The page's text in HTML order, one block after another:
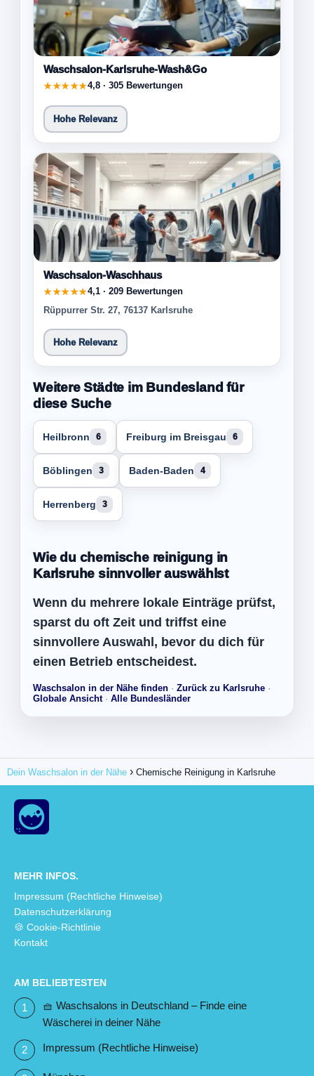
Waschsalon-Karlsruhe-Wash&Go
★★★★★4,8 · 305 Bewertungen
Hohe Relevanz
Waschsalon-Waschhaus
★★★★★4,1 · 209 Bewertungen
Rüppurrer Str. 27, 76137 Karlsruhe
Hohe Relevanz
Weitere Städte im Bundesland für
diese Suche
Heilbronn 6 Freiburg im Breisgau 6
Böblingen 3 Baden-Baden 4
Herrenberg 3
Wie du chemische reinigung in
Karlsruhe sinnvoller auswählst
Wenn du mehrere lokale Einträge prüfst,
sparst du oft Zeit und triffst eine
sinnvollere Auswahl, bevor du dich für
einen Betrieb entscheidest.
Waschsalon in der Nähe finden · Zurück zu Karlsruhe ·
Globale Ansicht· Alle Bundesländer
Dein Waschsalon in der Nähe Chemische Reinigung in Karlsruhe
MEHR INFOS.
Impressum (Rechtliche Hinweise)
Datenschutzerklärung
🍪 Cookie-Richtlinie
Kontakt
AM BELIEBTESTEN
🧺 Waschsalons in Deutschland – Finde eine
Wäscherei in deiner Nähe
Impressum (Rechtliche Hinweise)